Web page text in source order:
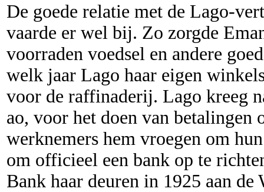
De goede relatie met de Lago-
vaarde er wel bij. Zo zorgde
voorraden voedsel en andere
welk jaar Lago haar eigen
voor de raffinaderij. Lago kreeg
ao, voor het doen van betalingen
werknemers hem vroegen om
om officieel een bank op te
Bank haar deuren in 1925 aan